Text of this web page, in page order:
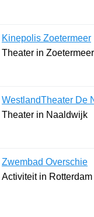
Kinepolis Zoetermeer
Theater in Zoetermeer
WestlandTheater De
Theater in Naaldwijk
Zwembad Overschie
Activiteit in Rotterdam